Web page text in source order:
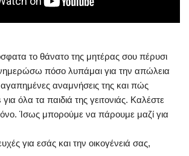
το θάνατο της μητέρας σου πέρυσι
πόσο λυπάμαι για την απώλεια
αναμνήσεις της και πώς
όλα τα παιδιά της γειτονιάς. Καλέστε
Ίσως μπορούμε να πάρουμε μαζί για
για εσάς και την οικογένειά σας,